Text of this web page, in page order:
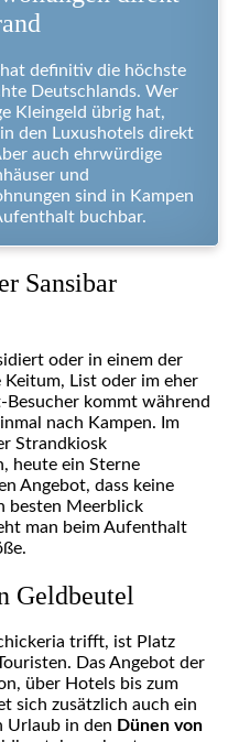
hat definitiv die höchste
Deutschlands. Wer
Kleingeld übrig hat,
den Luxushotels direkt
auch ehrwürdige
und
sind in Kampen
buchbar.
Sansibar
oder in einem der
List oder im eher
Besucher kommt während
nach Kampen. Im
Strandkiosk
heute ein Sterne
Angebot, dass keine
besten Meerblick
man beim Aufenthalt
Geldbeutel
trifft, ist Platz
Das Angebot der
über Hotels bis zum
sich zusätzlich auch ein
Urlaub in den Dünen von